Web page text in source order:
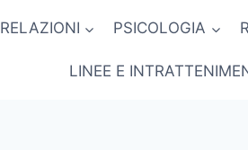
RELAZIONI PSICOLOGIA
LINEE E